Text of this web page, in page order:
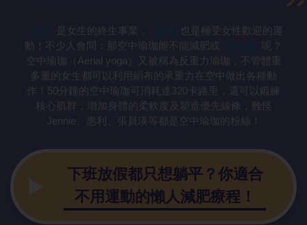
是女生的終生事業，
也是極受女性歡迎的運
動！不少人會問：那空中瑜珈能不能減肥或
呢？
空中瑜珈（Aerial yoga）又被稱為反重力瑜珈，不管體重
多重的女生都可以利用絹布的承重力在空中做出各種動
作！50分鐘的空中瑜珈可消耗達320卡路里，還可以鍛練
核心肌群，增加身體的柔軟度及塑造優先線條，難怪
Jennie、惠利、張員瑛等都是空中瑜珈的粉絲！
下班放假都只想躺平？你適合
不用運動的懶人減肥療程！